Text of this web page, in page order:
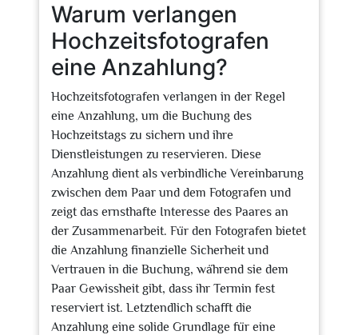
Warum verlangen
Hochzeitsfotografen
eine Anzahlung?
Hochzeitsfotografen verlangen in der Regel
eine Anzahlung, um die Buchung des
Hochzeitstags zu sichern und ihre
Dienstleistungen zu reservieren. Diese
Anzahlung dient als verbindliche Vereinbarung
zwischen dem Paar und dem Fotografen und
zeigt das ernsthafte Interesse des Paares an
der Zusammenarbeit. Für den Fotografen bietet
die Anzahlung finanzielle Sicherheit und
Vertrauen in die Buchung, während sie dem
Paar Gewissheit gibt, dass ihr Termin fest
reserviert ist. Letztendlich schafft die
Anzahlung eine solide Grundlage für eine